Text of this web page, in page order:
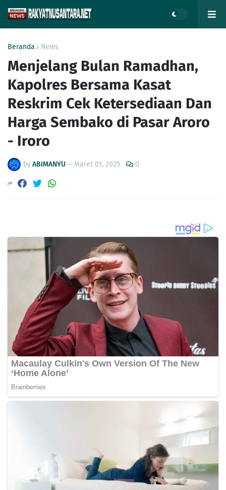
Beranda News
Menjelang Bulan Ramadhan,
Kapolres Bersama Kasat
Reskrim Cek Ketersediaan Dan
Harga Sembako di Pasar Aroro
- Iroro
byABIMANYU— Maret 01, 2025 0